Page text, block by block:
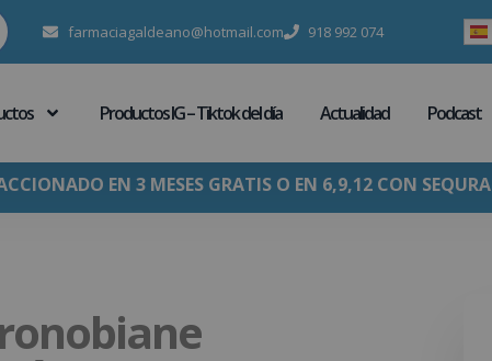
farmaciagaldeano@hotmail.com 918 992 074
Productos IG – Tiktok del día Actualidad Podcast
EN 3 MESES GRATIS O EN 6,9,12 CON SEQURA